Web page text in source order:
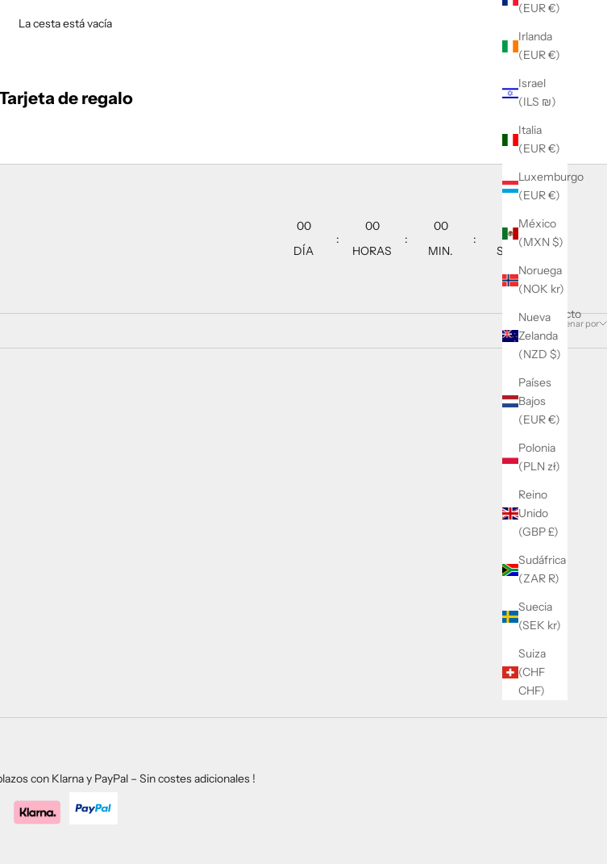
(EUR €)
Irlanda
(EUR €)
Israel
(ILS ₪)
Italia
(EUR €)
Luxemburgo
(EUR €)
México
(MXN $)
Noruega
(NOK kr)
Nueva
Zelanda
(NZD $)
Países
Bajos
(EUR €)
Polonia
(PLN zł)
Reino
Unido
(GBP £)
Sudáfrica
(ZAR R)
Suecia
(SEK kr)
Suiza
(CHF
CHF)
La cesta está vacía
de regalo
00
DÍA
:
00
HORAS
:
00
MIN.
:
00
SEG.
Ordenar por
1 producto
con Klarna y PayPal – Sin costes adicionales !